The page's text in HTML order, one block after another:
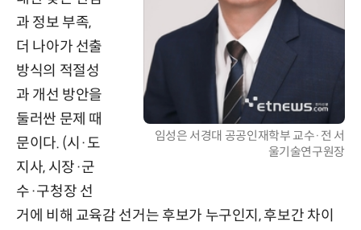
임성은 서경대 공공인재학부 교수·전 서
울기술연구원장
과 정보 부족,
더 나아가 선출
방식의 적절성
과 개선 방안을
둘러싼 문제 때
문이다. (시·도
지사, 시장·군
수·구청장 선
거에 비해 교육감 선거는 후보가 누구인지, 후보간 차이